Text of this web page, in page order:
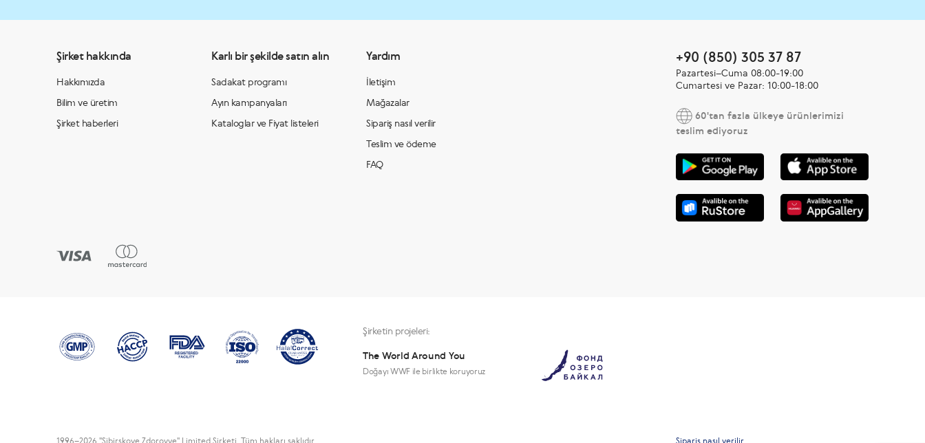
Şirket hakkında
Hakkımızda
Bilim ve üretim
Şirket haberleri
Karlı bir şekilde satın alın
Sadakat programı
Ayın kampanyaları
Kataloglar ve Fiyat listeleri
Yardım
İletişim
Mağazalar
Sipariş nasıl verilir
Teslim ve ödeme
FAQ
+90 (850) 305 37 87
Pazartesi–Cuma 08:00-19:00
Cumartesi ve Pazar: 10:00-18:00
60'tan fazla ülkeye ürünlerimizi
teslim ediyoruz
Şirketin projeleri:
The World Around You
Doğayı WWF ile birlikte koruyoruz
1996–2026 "Sibirskoye Zdorovye" Limited Şirketi. Tüm hakları saklıdır. Sipariş nasıl verilir